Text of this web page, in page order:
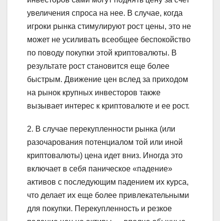
увеличения спроса на нее. В случае, когда
игроки рынка стимулируют рост цены, это не
может не усиливать всеобщее беспокойство
по поводу покупки этой криптовалюты. В
результате рост становится еще более
быстрым. Движение цен вслед за приходом
на рынок крупных инвесторов также
вызывает интерес к криптовалюте и ее рост.
2. В случае перекупленности рынка (или
разочарования потенциалом той или иной
криптовалюты) цена идет вниз. Иногда это
включает в себя паническое «падение»
активов с последующим падением их курса,
что делает их еще более привлекательными
для покупки. Перекупленность и резкое